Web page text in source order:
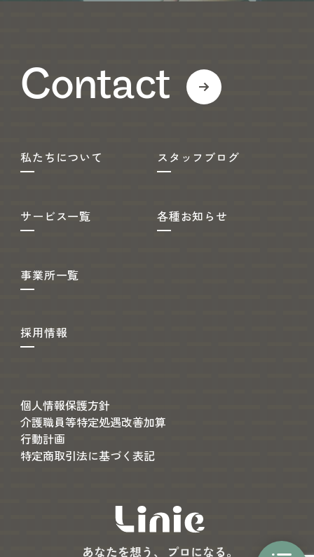
Contact
私たちについて
サービス一覧
事業所一覧
スタッフブログ
各種お知らせ
採用情報
個人情報保護方針
介護職員等特定処遇改善加算
行動計画
特定商取引法に基づく表記